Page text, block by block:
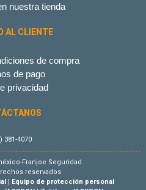
nuestra tienda
AL CLIENTE
de compra
de pago
privacidad
381-4070
Franjoe Seguridad
reservados
| Equipo de protección personal